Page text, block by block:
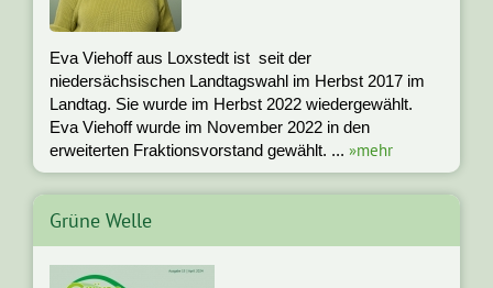
Eva Viehoff aus Loxstedt ist seit der
niedersächsischen Landtagswahl im Herbst 2017 im
Landtag. Sie wurde im Herbst 2022 wiedergewählt.
Eva Viehoff wurde im November 2022 in den
erweiterten Fraktionsvorstand gewählt. ...»mehr
Grüne Welle